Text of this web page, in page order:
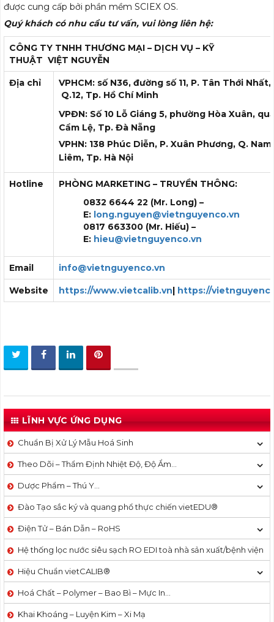
được cung cấp bởi phần mềm SCIEX OS.
Quý khách có nhu cầu tư vấn, vui lòng liên hệ:
CÔNG TY TNHH THƯƠNG MẠI – DỊCH VỤ – KỸ
THUẬT VIỆT NGUYỄN
Địa chỉ
VPHCM: số N36, đường số 11, P. Tân Thới Nhất,
Q.12, Tp. Hồ Chí Minh
VPĐN: Số 10 Lỗ Giáng 5, phường Hòa Xuân,
Cẩm Lệ, Tp. Đà Nẵng
VPHN: 138 Phúc Diễn, P. Xuân Phương, Q.
Liêm, Tp. Hà Nội
Hotline
PHÒNG MARKETING – TRUYỀN THÔNG:
0832 6644 22 (Mr. Long) –
E: long.nguyen@vietnguyenco.vn
0817 663300 (Mr. Hiếu) –
E: hieu@vietnguyenco.vn
Email info@vietnguyenco.vn
Website https://www.vietcalib.vn| https://
LĨNH VỰC ỨNG DỤNG
Chuẩn Bị Xử Lý Mẫu Hoá Sinh
Theo Dõi – Thẩm Định Nhiệt Độ, Độ Ẩm…
Dược Phẩm – Thú Y…
Đào Tạo sắc ký và quang phổ thực chiến vietEDU®
Điện Tử – Bán Dẫn – RoHS
Hệ thống lọc nước siêu sạch RO EDI​​ toà nhà sản xuất/bệnh viện
Hiệu Chuẩn vietCALIB®
Hoá Chất – Polymer – Bao Bì – Mực In…
Khai Khoáng – Luyện Kim – Xi Mạ